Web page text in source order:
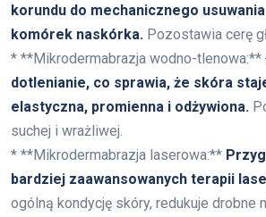
korundu do mechanicznego
komórek naskórka. Pozostawia cerę
* **Mikrodermabrazja wodno-tlenowa:**
dotlenianie, co sprawia, że skóra
elastyczna, promienna i odżywiona.
suchej i wrażliwej.
* **Mikrodermabrazja laserowa:**
bardziej zaawansowanych terapii
ogólną kondycję skóry, redukuje drobne